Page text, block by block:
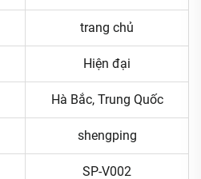
trang chủ
Hiện đại
Hà Bắc, Trung Quốc
shengping
SP-V002